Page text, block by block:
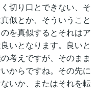
切り口とできない、そ
似とか、そういうこと
を真似するとそれはア
いとなります。良いと
考えですが、そのまま
からですね。その先に
いか、またはそれを転